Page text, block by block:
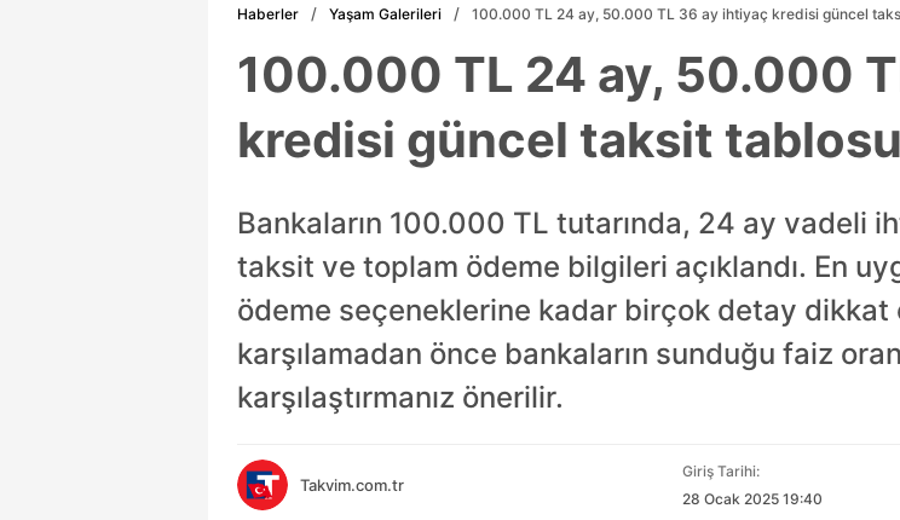
Haberler Yaşam Galerileri 100.000 TL 24 ay, 50.000 TL 36 ay ihtiyaç kredisi güncel
100.000 TL 24 ay, 50.000
kredisi güncel taksit tablosu
Bankaların 100.000 TL tutarında, 24 ay vadeli
taksit ve toplam ödeme bilgileri açıklandı. En
ödeme seçeneklerine kadar birçok detay dikkat
karşılamadan önce bankaların sunduğu faiz
karşılaştırmanız önerilir.
Takvim.com.tr
Giriş Tarihi:
28 Ocak 2025 19:40